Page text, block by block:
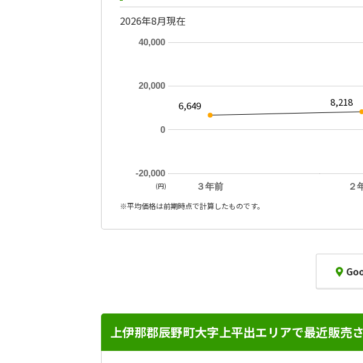
2026年8月現在
３年前 ２
-20,000
0
20,000
40,000
6,649
8,218
(円)
※平均価格は前期時点で計算したものです。
上伊那郡辰野町大字上平出エリアで最近販売